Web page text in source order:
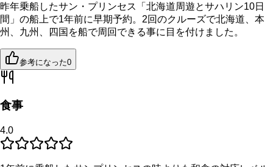
昨年乗船したサン・プリンセス「北海道周遊とサハリン10日
間」の船上で1年前に早期予約。2回のクルーズで北海道、本
州、九州、四国を船で周回できる事に目を付けました。
参考になった0
食事
4.0